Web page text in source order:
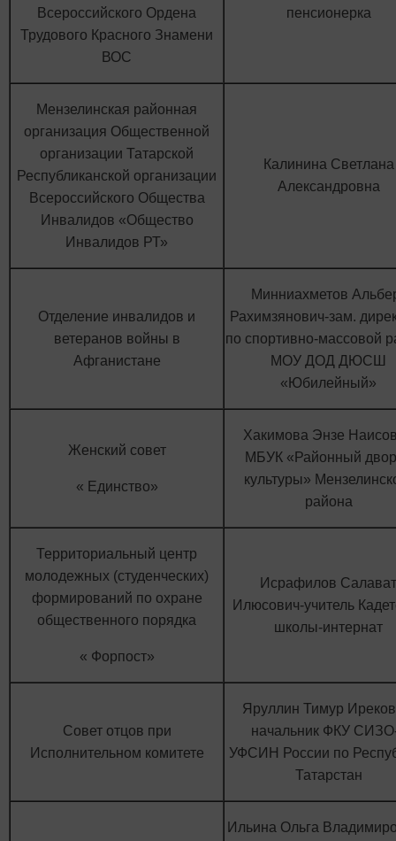
Всероссийского Ордена
Трудового Красного Знамени
ВОС
пенсионерка
Мензелинская районная
организация Общественной
организации Татарской
Республиканской организации
Всероссийского Общества
Инвалидов «Общество
Инвалидов РТ»
Калинина Светлана
Александровна
Отделение инвалидов и
ветеранов войны в
Афганистане
Минниахметов
Рахимзянович-зам.
по спортивно-массовой
МОУ ДОД ДЮСШ
«Юбилейный»
Женский совет
« Единство»
Хакимова Энзе
МБУК «Районный
культуры»
района
Территориальный центр
молодежных (студенческих)
формирований по охране
общественного порядка
« Форпост»
Исрафилов Салават
Илюсович-учитель
школы-интернат
Совет отцов при
Исполнительном комитете
Яруллин Тимур
начальник ФКУ
УФСИН России по
Татарстан
Ильина Ольга